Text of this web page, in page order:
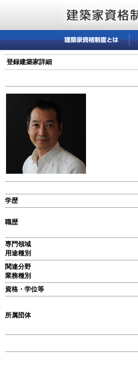
登録建築家詳細
学歴
職歴
専門領域
用途種別
関連分野
業務種別
資格・学位等
所属団体